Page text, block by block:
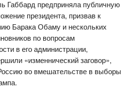
Габбард предприняла публичную
президента, призвав к
Барака Обаму и нескольких
по вопросам
в его администрации,
«изменнический заговор»,
во вмешательстве в выборы